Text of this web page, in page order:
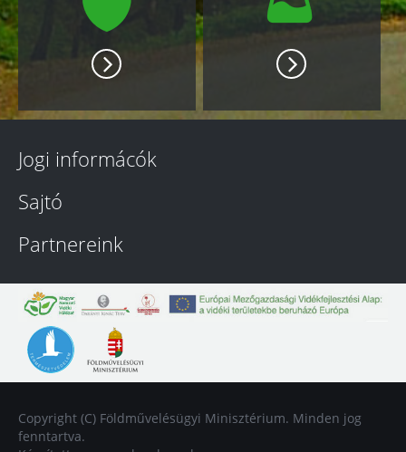
Jogi informácók
Sajtó
Partnereink
Copyright (C) Földművelésügyi Minisztérium. Minden jog
fenntartva.